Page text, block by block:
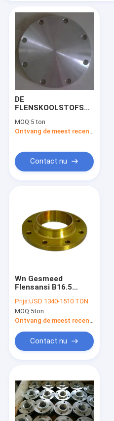
Producten
Ongeveer ons
DE
FLENSKOOLSTOFSTAAL
STAAL VAN EN1092
TYPE01/05/11/13
MOQ:5 ton
Ontvang de meest recente Prijs
Contact nu
Wn Gesmeed
Flensansi B16.5
A105 Koolstofstaal
150lbs Dn200
Prijs:USD 1340-1510 TON
MOQ:5ton
Ontvang de meest recente Prijs
Contact nu